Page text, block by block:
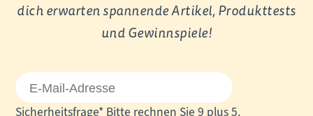
dich erwarten spannende Artikel, Produkttests
und Gewinnspiele!
E-
Mail-
Pflichtfeld
Sicherheitsfrage* Bitte rechnen Sie 9 plus 5.